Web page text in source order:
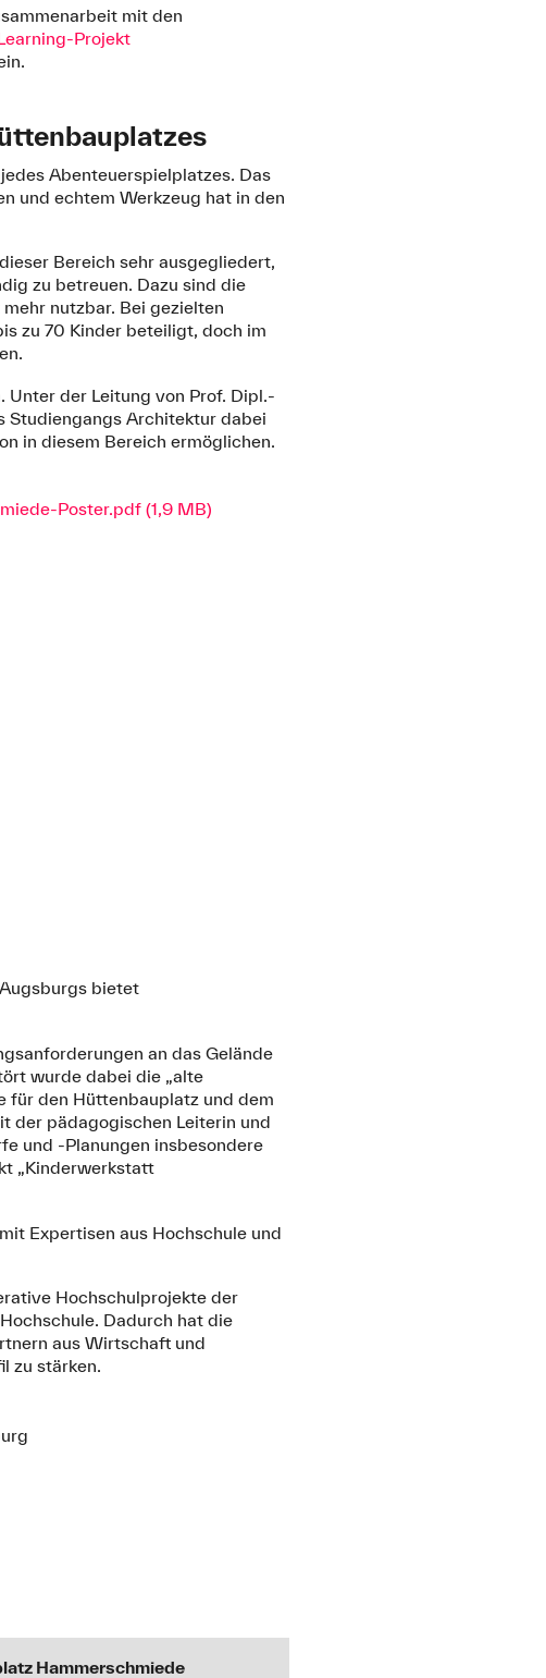
mit den
Projekt
Abenteuerspielplatzes. Das
und echtem Werkzeug hat in den
Bereich sehr ausgegliedert,
zu betreuen. Dazu sind die
nutzbar. Bei gezielten
zu 70 Kinder beteiligt, doch im
Unter der Leitung von Prof. Dipl.-
Studiengangs Architektur dabei
in diesem Bereich ermöglichen.
Poster.pdf (1,9 MB)
bietet
an das Gelände
wurde dabei die „alte
für den Hüttenbauplatz und dem
der pädagogischen Leiterin und
und -Planungen insbesondere
„Kinderwerkstatt
Expertisen aus Hochschule und
Hochschulprojekte der
Dadurch hat die
aus Wirtschaft und
zu stärken.
Hammerschmiede